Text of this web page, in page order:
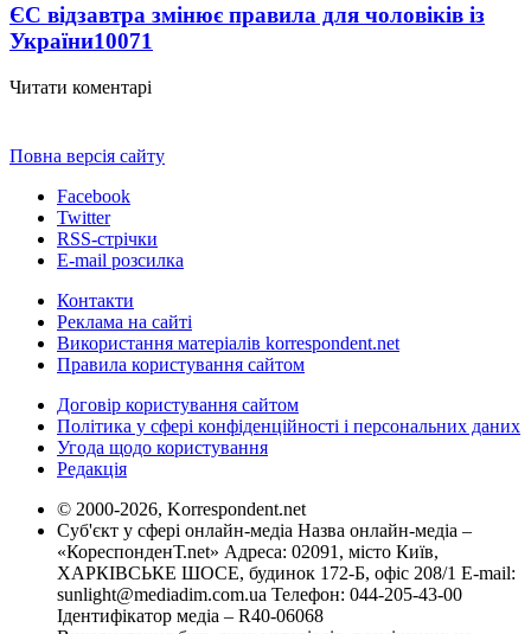
ЄС відзавтра змінює правила для чоловіків із
України10071
Читати коментарі
Повна версія сайту
Facebook
Twitter
RSS-стрічки
E-mail розсилка
Контакти
Реклама на сайті
Використання матеріалів korrespondent.net
Правила користування сайтом
Договір користування сайтом
Політика у сфері конфіденційності і персональних даних
Угода щодо користування
Редакція
© 2000-2026, Korrespondent.net
Суб'єкт у сфері онлайн-медіа Назва онлайн-медіа –
«КореспонденТ.net» Адреса: 02091, місто Київ,
ХАРКІВСЬКЕ ШОСЕ, будинок 172-Б, офіс 208/1 E-mail:
sunlight@mediadim.com.ua Телефон: 044-205-43-00
Ідентифікатор медіа – R40-06068